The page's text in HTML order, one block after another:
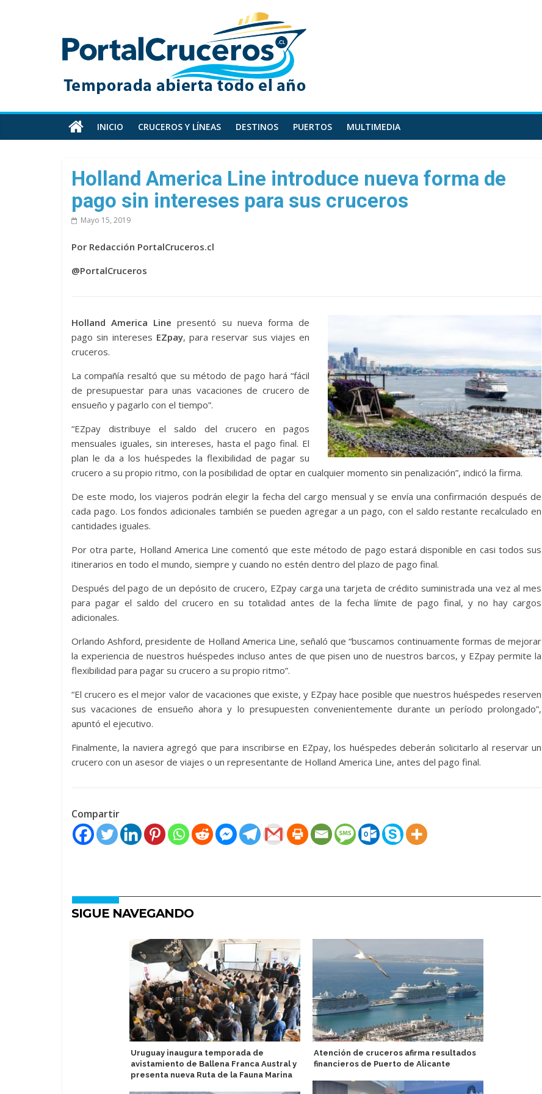
PortalCruceros
Toda
información
cruceros
en
un
sitio
INICIO CRUCEROS Y LÍNEAS DESTINOS PUERTOS MULTIMEDIA
Holland America Line introduce nueva forma de
pago sin intereses para sus cruceros
Mayo 15, 2019
Por Redacción PortalCruceros.cl
@PortalCruceros
Holland America Line presentó su nueva forma de
pago sin intereses EZpay, para reservar sus viajes en
cruceros.
La compañía resaltó que su método de pago hará “fácil
de presupuestar para unas vacaciones de crucero de
ensueño y pagarlo con el tiempo”.
“EZpay distribuye el saldo del crucero en pagos
mensuales iguales, sin intereses, hasta el pago final. El
plan le da a los huéspedes la flexibilidad de pagar su
crucero a su propio ritmo, con la posibilidad de optar en cualquier momento sin penalización”, indicó la firma.
De este modo, los viajeros podrán elegir la fecha del cargo mensual y se envía una confirmación después de
cada pago. Los fondos adicionales también se pueden agregar a un pago, con el saldo restante recalculado en
cantidades iguales.
Por otra parte, Holland America Line comentó que este método de pago estará disponible en casi todos sus
itinerarios en todo el mundo, siempre y cuando no estén dentro del plazo de pago final.
Después del pago de un depósito de crucero, EZpay carga una tarjeta de crédito suministrada una vez al mes
para pagar el saldo del crucero en su totalidad antes de la fecha límite de pago final, y no hay cargos
adicionales.
Orlando Ashford, presidente de Holland America Line, señaló que “buscamos continuamente formas de mejorar
la experiencia de nuestros huéspedes incluso antes de que pisen uno de nuestros barcos, y EZpay permite la
flexibilidad para pagar su crucero a su propio ritmo”.
“El crucero es el mejor valor de vacaciones que existe, y EZpay hace posible que nuestros huéspedes reserven
sus vacaciones de ensueño ahora y lo presupuesten convenientemente durante un período prolongado”,
apuntó el ejecutivo.
Finalmente, la naviera agregó que para inscribirse en EZpay, los huéspedes deberán solicitarlo al reservar un
crucero con un asesor de viajes o un representante de Holland America Line, antes del pago final.
Compartir
SIGUE NAVEGANDO
Uruguay inaugura temporada de
avistamiento de Ballena Franca Austral y
presenta nueva Ruta de la Fauna Marina
Atención de cruceros afirma resultados
financieros de Puerto de Alicante